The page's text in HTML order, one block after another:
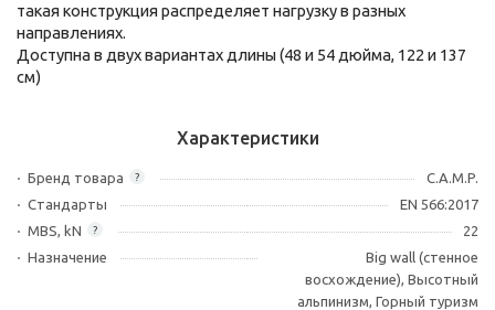
такая конструкция распределяет нагрузку в разных
направлениях.
Доступна в двух вариантах длины (48 и 54 дюйма, 122 и 137
см)
Характеристики
?
Бренд товара
C.A.M.P.
Стандарты
EN 566:2017
?
MBS, kN
22
Назначение
Big wall (стенное
восхождение), Высотный
альпинизм, Горный туризм